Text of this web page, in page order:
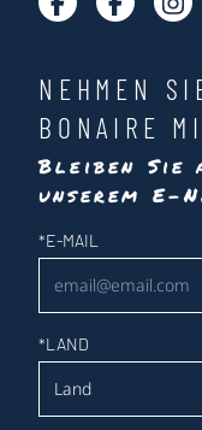
NEHMEN
BONAIRE
Bleiben Sie
unserem E-
Newsletter
*E-MAIL
*LAND